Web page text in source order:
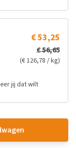
€ 53,25
€ 56,65
(€ 126,78 / kg)
jij dat wilt